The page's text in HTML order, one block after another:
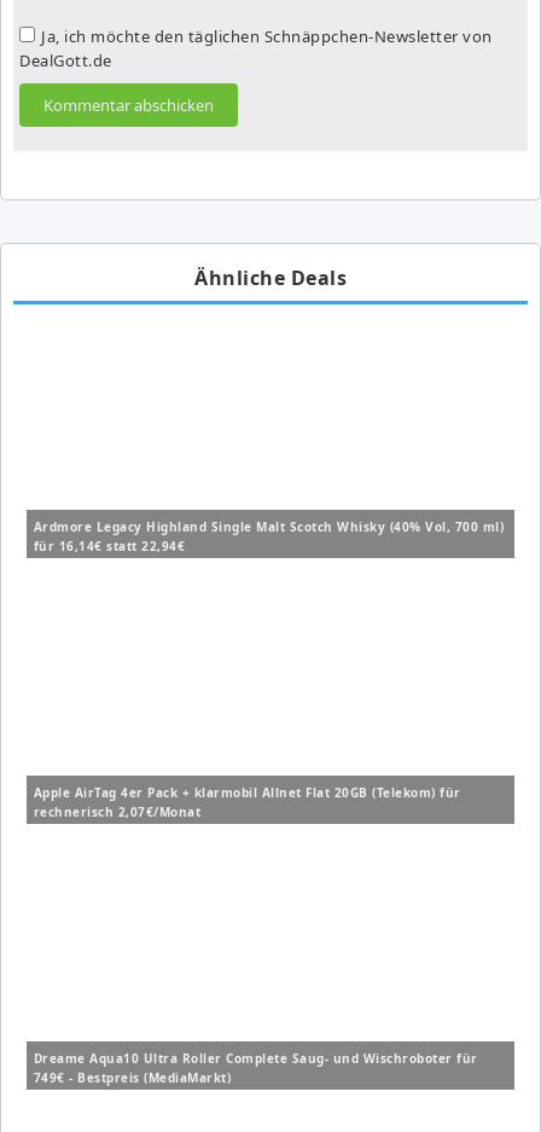
Ja, ich möchte den täglichen Schnäppchen-Newsletter von
DealGott.de
Ähnliche Deals
Ardmore Legacy Highland Single Malt Scotch Whisky (40% Vol, 700 ml)
für 16,14€ statt 22,94€
Apple AirTag 4er Pack + klarmobil Allnet Flat 20GB (Telekom) für
rechnerisch 2,07€/Monat
Dreame Aqua10 Ultra Roller Complete Saug- und Wischroboter für
749€ - Bestpreis (MediaMarkt)